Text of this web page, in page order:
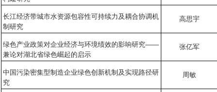
长江经济带城市水资源包容性可持续力及耦合协调机
制研究
高思宇
绿色产业政策对企业经济与环境绩效的影响研究——
兼论对湖北省绿色崛起的启示
张亿军
中国污染密集型制造企业绿色创新机制及实现路径研
究
周敏